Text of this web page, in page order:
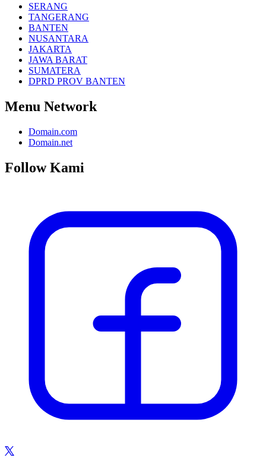
SERANG
TANGERANG
BANTEN
NUSANTARA
JAKARTA
JAWA BARAT
SUMATERA
DPRD PROV BANTEN
Menu Network
Domain.com
Domain.net
Follow Kami